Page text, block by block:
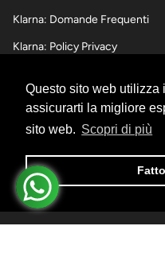
Questo sito web utilizza
assicurarti la migliore
sito web. Scopri di più
Klarna: Domande Frequenti
Klarna: Policy Privacy
SPEDIZIONI,RESI
Informativa sulle spedizioni
Informativa sui Resi e Rimborsi
Informativa sui pagamenti